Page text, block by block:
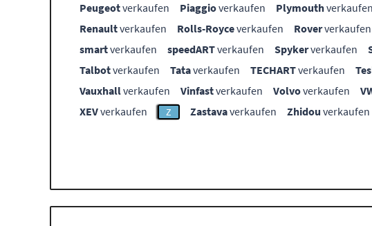
Peugeotverkaufen Piaggioverkaufen Plymouthverkaufen
Renaultverkaufen Rolls-Royceverkaufen Roververkaufen
smartverkaufen speedARTverkaufen Spykerverkaufen
Talbotverkaufen Tataverkaufen TECHARTverkaufen
Vauxhallverkaufen Vinfastverkaufen Volvoverkaufen
XEVverkaufen Z Zastavaverkaufen Zhidou verkaufen